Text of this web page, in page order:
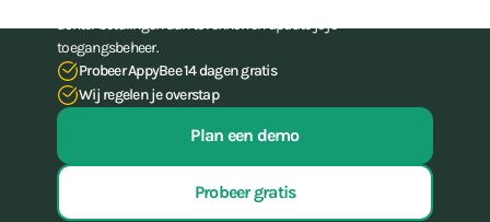
achter betalingen aan te rennen én update je je
toegangsbeheer.
Probeer AppyBee 14 dagen gratis
Wij regelen je overstap
Plan een demo
Probeer gratis